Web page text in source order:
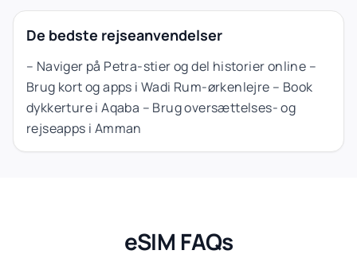
De bedste rejseanvendelser
– Naviger på Petra-stier og del historier online –
Brug kort og apps i Wadi Rum-ørkenlejre – Book
dykkerture i Aqaba – Brug oversættelses- og
rejseapps i Amman
eSIM FAQs